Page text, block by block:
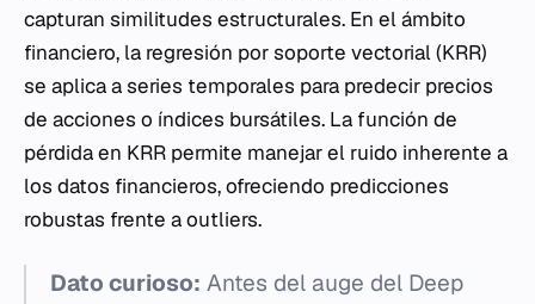
capturan similitudes estructurales. En el ámbito
financiero, la regresión por soporte vectorial (KRR)
se aplica a series temporales para predecir precios
de acciones o índices bursátiles. La función de
pérdida en KRR permite manejar el ruido inherente a
los datos financieros, ofreciendo predicciones
robustas frente a outliers.
Dato curioso: Antes del auge del Deep